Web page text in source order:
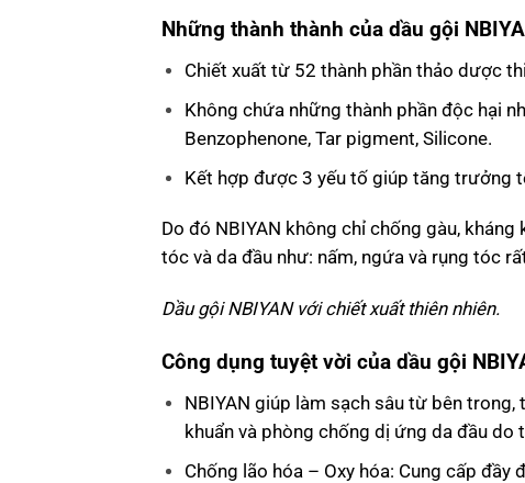
Những thành thành của dầu gội
Chiết xuất từ 52 thành phần thảo dược
Không chứa những thành phần độc hại
Benzophenone, Tar pigment, Silicone.
Kết hợp được 3 yếu tố giúp tăng trưởng tế
Do đó NBIYAN không chỉ chống gàu,
tóc và da đầu như: nấm, ngứa và rụng tóc
Dầu gội NBIYAN với chiết xuất thiên nhiên.
Công dụng tuyệt vời của dầu gội
NBIYAN giúp làm sạch sâu từ bên
khuẩn và phòng chống dị ứng da đầu
Chống lão hóa – Oxy hóa: Cung cấp